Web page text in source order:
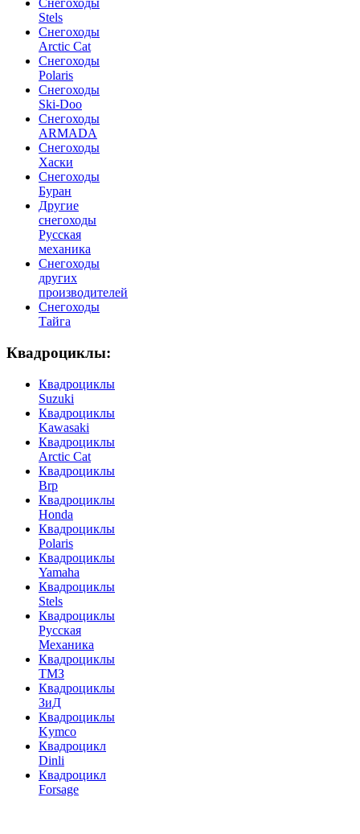
Снегоходы
Stels
Снегоходы
Arctic Cat
Снегоходы
Polaris
Снегоходы
Ski-Doo
Снегоходы
ARMADA
Cнегоходы
Хаски
Снегоходы
Буран
Другие
снегоходы
Русская
механика
Снегоходы
других
производителей
Снегоходы
Тайга
Квадроциклы:
Квадроциклы
Suzuki
Квадроциклы
Kawasaki
Квадроциклы
Arctic Cat
Квадроциклы
Brp
Квадроциклы
Honda
Квадроциклы
Polaris
Квадроциклы
Yamaha
Квадроциклы
Stels
Квадроциклы
Русская
Механика
Квадроциклы
ТМЗ
Квадроциклы
ЗиД
Квадроциклы
Kymco
Квадроцикл
Dinli
Квадроцикл
Forsage